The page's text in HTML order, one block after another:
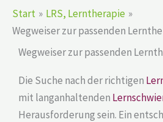
Start
LRS, Lerntherapie
Wegweiser zur passenden
Wegweiser zur passenden
Die Suche nach der richtigen
mit langanhaltenden
Herausforderung sein. Ein